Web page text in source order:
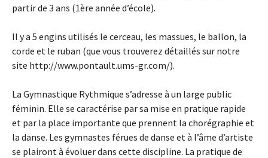
partir de 3 ans (1ère année d’école).
Il y a 5 engins utilisés le cerceau, les massues, le ballon, la
corde et le ruban (que vous trouverez détaillés sur notre
site http://www.pontault.ums-gr.com/).
La Gymnastique Rythmique s’adresse à un large public
féminin. Elle se caractérise par sa mise en pratique rapide
et par la place importante que prennent la chorégraphie et
la danse. Les gymnastes férues de danse et à l’âme d’artiste
se plairont à évoluer dans cette discipline. La pratique de